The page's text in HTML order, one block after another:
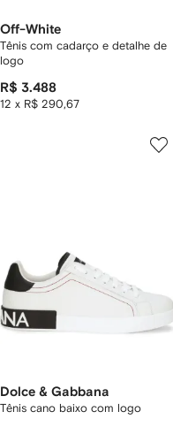
Off-White
Tênis com cadarço e detalhe de
logo
R$ 3.488
12 x R$ 290,67
Dolce & Gabbana
Tênis cano baixo com logo